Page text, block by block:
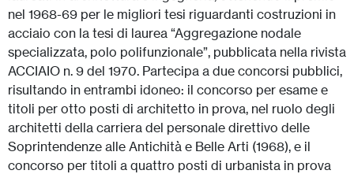
nel 1968-69 per le migliori tesi riguardanti costruzioni in
acciaio con la tesi di laurea “Aggregazione nodale
specializzata, polo polifunzionale”, pubblicata nella rivista
ACCIAIO n. 9 del 1970. Partecipa a due concorsi pubblici,
risultando in entrambi idoneo: il concorso per esame e
titoli per otto posti di architetto in prova, nel ruolo degli
architetti della carriera del personale direttivo delle
Soprintendenze alle Antichità e Belle Arti (1968), e il
concorso per titoli a quattro posti di urbanista in prova